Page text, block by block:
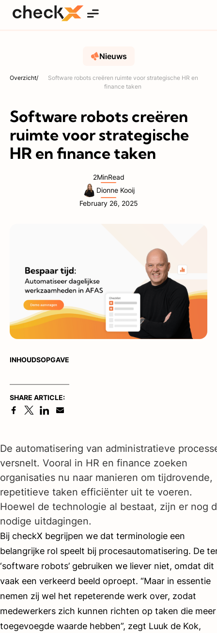
Nieuws
Overzicht/
Software robots creëren ruimte voor strategische HR en
finance taken
Software robots creëren
ruimte voor strategische
HR en finance taken
2MinRead
Dionne Kooij
February 26, 2025
INHOUDSOPGAVE
SHARE ARTICLE:
De automatisering van administratieve
versnelt. Vooral in HR en finance zoeken
organisaties nu naar manieren om tijdrovende,
repetitieve taken efficiënter uit te voeren.
Hoewel de technologie al bestaat, zijn er nog
nodige uitdagingen.
Bij checkX begrijpen we dat terminologie een
belangrijke rol speelt bij procesautomatisering. De
‘software robots’ gebruiken we liever niet, omdat dit
vaak een verkeerd beeld oproept. “Maar in essentie
nemen zij wel het repeterende werk over, zodat
medewerkers zich kunnen richten op taken die meer
toegevoegde waarde hebben”, zegt Luuk de Kok,